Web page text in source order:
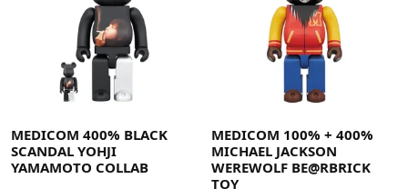
MEDICOM 400% BLACK
SCANDAL YOHJI
YAMAMOTO COLLAB
MEDICOM 100% + 400%
MICHAEL JACKSON
WEREWOLF BE@RBRICK
TOY